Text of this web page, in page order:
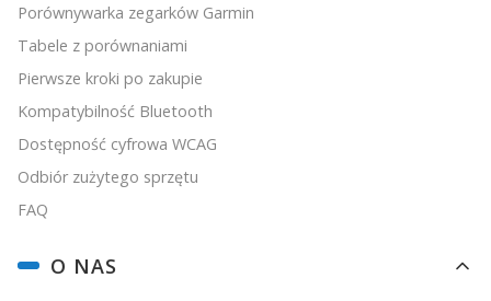
Porównywarka zegarków Garmin
Tabele z porównaniami
Pierwsze kroki po zakupie
Kompatybilność Bluetooth
Dostępność cyfrowa WCAG
Odbiór zużytego sprzętu
FAQ
O NAS